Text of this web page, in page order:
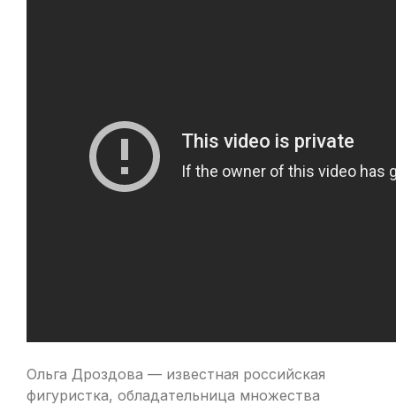
Ольга Дроздова — известная российская
фигуристка, обладательница множества